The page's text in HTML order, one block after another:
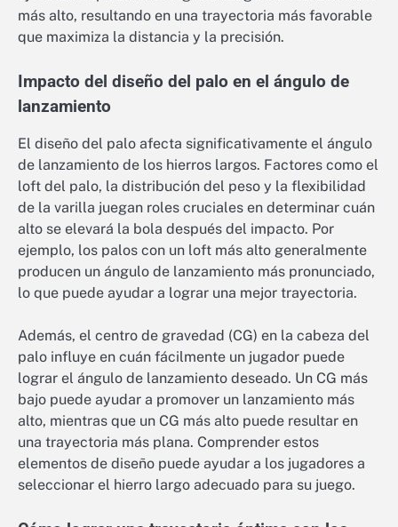
más alto, resultando en una trayectoria más favorable
que maximiza la distancia y la precisión.
Impacto del diseño del palo en el ángulo de
lanzamiento
El diseño del palo afecta significativamente el ángulo
de lanzamiento de los hierros largos. Factores como el
loft del palo, la distribución del peso y la flexibilidad
de la varilla juegan roles cruciales en determinar cuán
alto se elevará la bola después del impacto. Por
ejemplo, los palos con un loft más alto generalmente
producen un ángulo de lanzamiento más pronunciado,
lo que puede ayudar a lograr una mejor trayectoria.
Además, el centro de gravedad (CG) en la cabeza del
palo influye en cuán fácilmente un jugador puede
lograr el ángulo de lanzamiento deseado. Un CG más
bajo puede ayudar a promover un lanzamiento más
alto, mientras que un CG más alto puede resultar en
una trayectoria más plana. Comprender estos
elementos de diseño puede ayudar a los jugadores a
seleccionar el hierro largo adecuado para su juego.